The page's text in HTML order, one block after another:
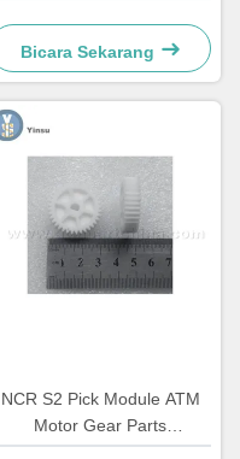
LVDT Sabuk 4450544331
Bicara Sekarang
NCR S2 Pick Module ATM
Motor Gear Parts
4450756286 OEM